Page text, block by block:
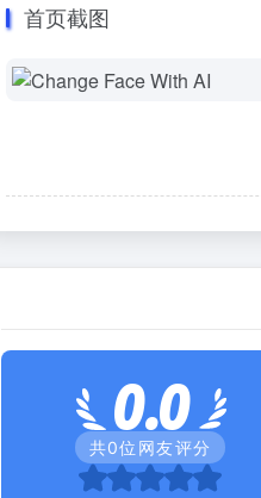
首页截图
0.0
共0位网友评分